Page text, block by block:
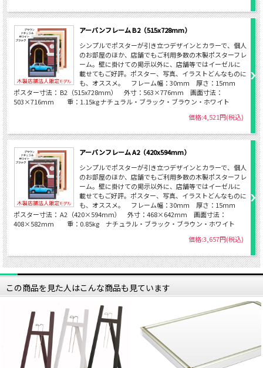
アーバンフレーム B2（515x728mm）
シンプルでポスターが引き立つデザインとカラーで、個人
のお部屋のほか、店舗でもご利用多数の木製ポスターフレ
ーム。壁に掛けての掲示以外に、店舗等ではイーゼルに
載せてもご好評。ポスター、写真、イラストどんなものに
も、オススメ。 フレーム幅：30ｍｍ 厚さ：15ｍｍ
ポスター寸法： B2（515x728mm） 外寸：563×776mm 画面寸法：
503×716mm 重：1.15kg ナチュラル・ブラック・ブラウン・ホワイト
価格:4,521円(税込)
アーバンフレーム A2（420x594mm）
シンプルでポスターが引き立つデザインとカラーで、個人
のお部屋のほか、店舗でもご利用多数の木製ポスターフレ
ーム。壁に掛けての掲示以外に、店舗等ではイーゼルに
載せてもご好評。ポスター、写真、イラストどんなものに
も、オススメ。 フレーム幅：30ｍｍ 厚さ：15ｍｍ
ポスター寸法： A2（420×594mm） 外寸：468×642mm 画面寸法：
408×582mm 重：0.85kg ナチュラル・ブラック・ブラウン・ホワイト
価格:3,657円(税込)
この商品を見た人はこんな商品も見ています